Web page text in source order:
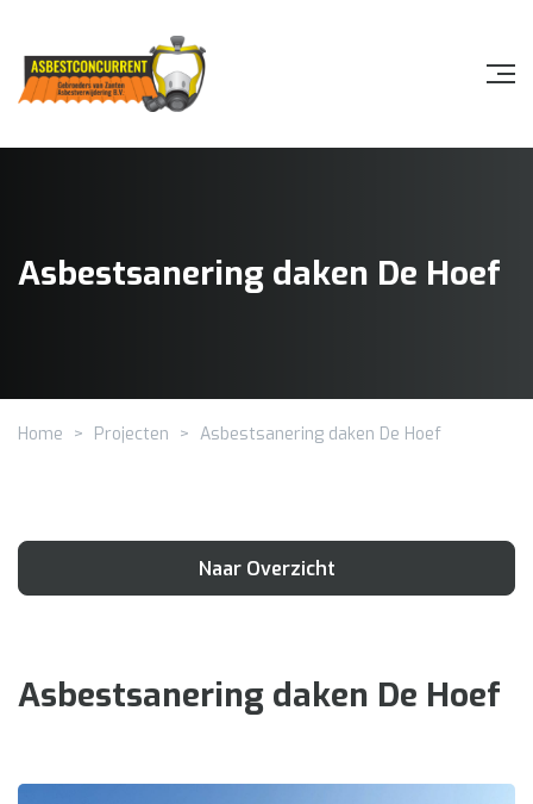
Asbestsanering daken De Hoef
Home > Projecten > Asbestsanering daken De Hoef
Naar Overzicht
Asbestsanering daken De Hoef